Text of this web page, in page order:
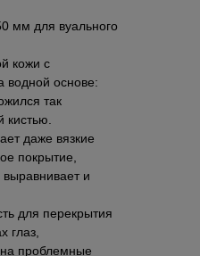
мм для вуального
кожи с
водной основе:
так
кистью.
даже вязкие
покрытие,
и
для перекрытия
глаз,
проблемные